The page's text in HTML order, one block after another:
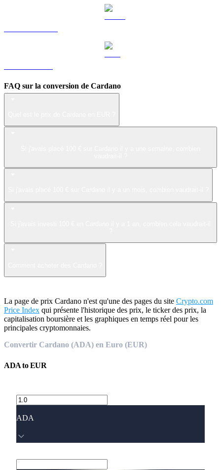
FAQ sur la conversion de Cardano
La page de prix Cardano n'est qu'une des pages du site Crypto.com
Price Index qui présente l'historique des prix, le ticker des prix, la
capitalisation boursière et les graphiques en temps réel pour les
principales cryptomonnaies.
Convertir Cardano (ADA) en Euro (EUR)
ADAtoEUR
ADA